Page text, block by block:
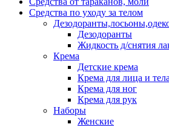
Средства по уходу за телом
Дезодоранты
Жидкость д/снятия
Крема
Детские крема
Крема для лица и тела
Крема для ног
Крема для рук
Наборы
Женские